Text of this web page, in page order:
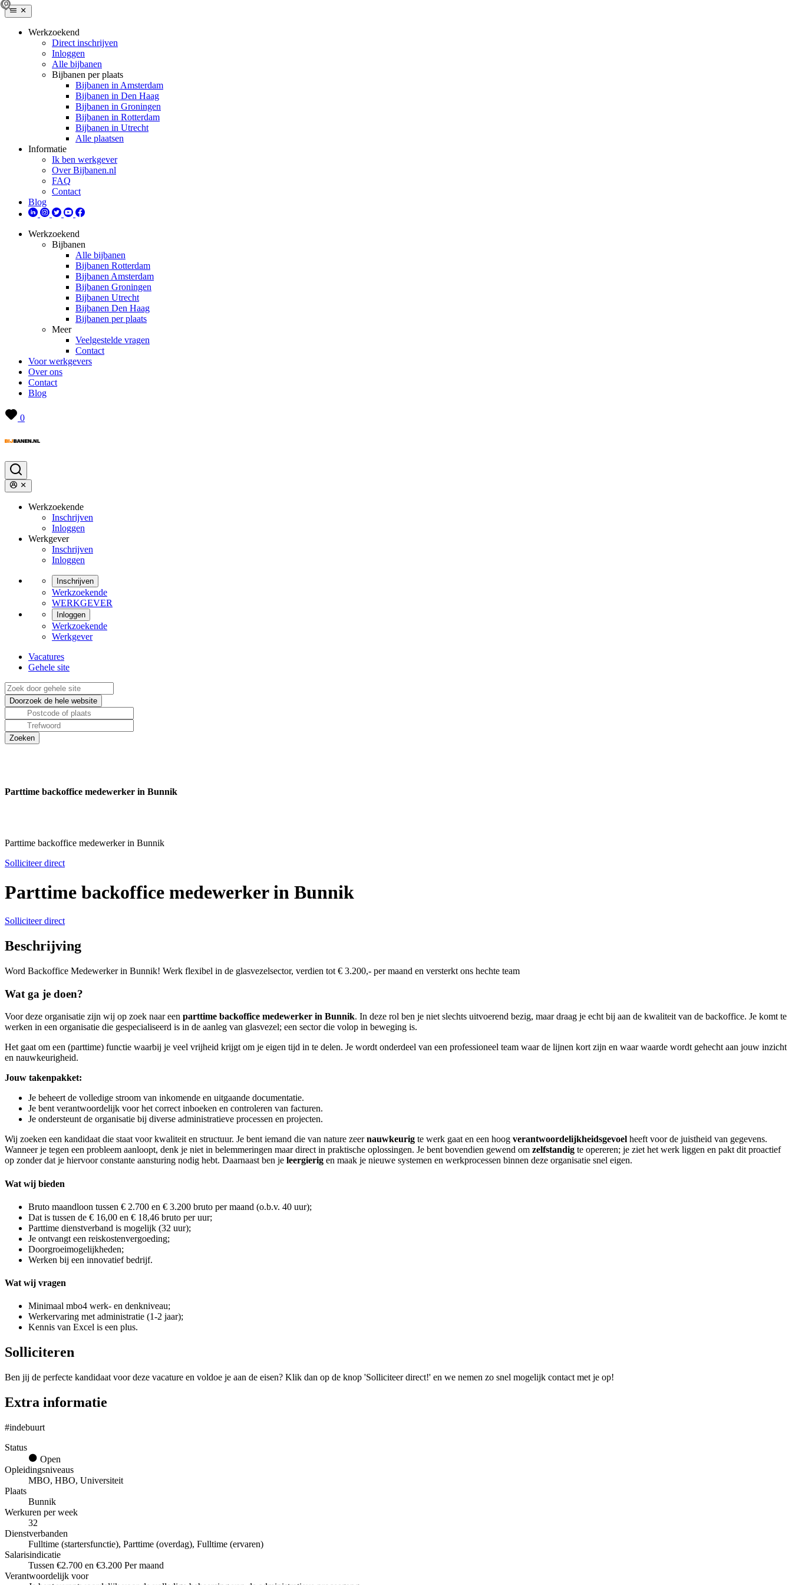
Werkzoekend
Direct inschrijven
Inloggen
Alle bijbanen
Bijbanen per plaats
Bijbanen in Amsterdam
Bijbanen in Den Haag
Bijbanen in Groningen
Bijbanen in Rotterdam
Bijbanen in Utrecht
Alle plaatsen
Informatie
Ik ben werkgever
Over Bijbanen.nl
FAQ
Contact
Blog
Werkzoekend
Bijbanen
Alle bijbanen
Bijbanen Rotterdam
Bijbanen Amsterdam
Bijbanen Groningen
Bijbanen Utrecht
Bijbanen Den Haag
Bijbanen per plaats
Meer
Veelgestelde vragen
Contact
Voor werkgevers
Over ons
Contact
Blog
0
Werkzoekende
Inschrijven
Inloggen
Werkgever
Inschrijven
Inloggen
Inschrijven
Werkzoekende
WERKGEVER
Inloggen
Werkzoekende
Werkgever
Vacatures
Gehele site
Parttime backoffice medewerker in Bunnik
Parttime backoffice medewerker in Bunnik
Solliciteer direct
Parttime backoffice medewerker in Bunnik
Solliciteer direct
Beschrijving
Word Backoffice Medewerker in Bunnik! Werk flexibel in de glasvezelsector, verdien tot € 3.200,- per maand en versterkt ons hechte team
Wat ga je doen?
Voor deze organisatie zijn wij op zoek naar een parttime backoffice medewerker in Bunnik. In deze rol ben je niet slechts uitvoerend bezig, maar draag je echt bij aan de kwaliteit van de backoffice. Je komt te
werken in een organisatie die gespecialiseerd is in de aanleg van glasvezel; een sector die volop in beweging is.
Het gaat om een (parttime) functie waarbij je veel vrijheid krijgt om je eigen tijd in te delen. Je wordt onderdeel van een professioneel team waar de lijnen kort zijn en waar waarde wordt gehecht aan jouw inzicht
en nauwkeurigheid.
Jouw takenpakket:
Je beheert de volledige stroom van inkomende en uitgaande documentatie.
Je bent verantwoordelijk voor het correct inboeken en controleren van facturen.
Je ondersteunt de organisatie bij diverse administratieve processen en projecten.
Wij zoeken een kandidaat die staat voor kwaliteit en structuur. Je bent iemand die van nature zeernauwkeurig te werk gaat en een hoog verantwoordelijkheidsgevoel heeft voor de juistheid van gegevens.
Wanneer je tegen een probleem aanloopt, denk je niet in belemmeringen maar direct in praktische oplossingen. Je bent bovendien gewend om zelfstandig te opereren; je ziet het werk liggen en pakt dit proactief
op zonder dat je hiervoor constante aansturing nodig hebt. Daarnaast ben je leergierig en maak je nieuwe systemen en werkprocessen binnen deze organisatie snel eigen.
Wat wij bieden
Bruto maandloon tussen € 2.700 en € 3.200 bruto per maand (o.b.v. 40 uur);
Dat is tussen de € 16,00 en € 18,46 bruto per uur;
Parttime dienstverband is mogelijk (32 uur);
Je ontvangt een reiskostenvergoeding;
Doorgroeimogelijkheden;
Werken bij een innovatief bedrijf.
Wat wij vragen
Minimaal mbo4 werk- en denkniveau;
Werkervaring met administratie (1-2 jaar);
Kennis van Excel is een plus.
Solliciteren
Ben jij de perfecte kandidaat voor deze vacature en voldoe je aan de eisen? Klik dan op de knop 'Solliciteer direct!' en we nemen zo snel mogelijk contact met je op!
Extra informatie
#indebuurt
Status
Open
Opleidingsniveaus
MBO, HBO, Universiteit
Plaats
Bunnik
Werkuren per week
32
Dienstverbanden
Fulltime (startersfunctie), Parttime (overdag), Fulltime (ervaren)
Salarisindicatie
Tussen €2.700 en €3.200 Per maand
Verantwoordelijk voor